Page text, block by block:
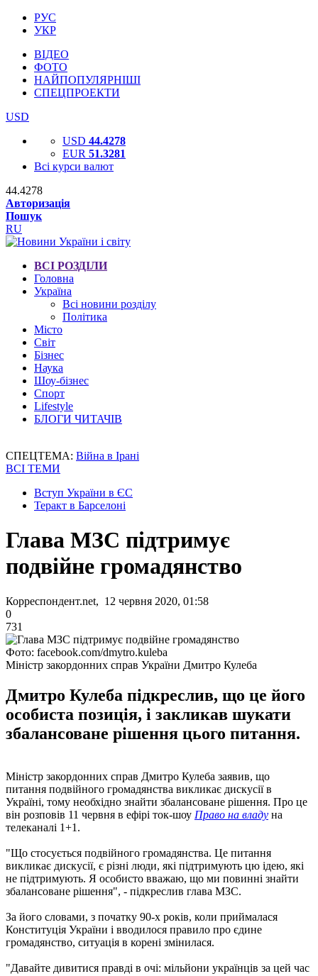
РУС
УКР
ВІДЕО
ФОТО
НАЙПОПУЛЯРНІШІ
СПЕЦПРОЕКТИ
USD
USD 44.4278
EUR 51.3281
Всі курси валют
44.4278
Авторизація
Пошук
RU
ВСІ РОЗДІЛИ
Головна
Україна
Всі новини розділу
Політика
Місто
Світ
Бізнес
Наука
Шоу-бізнес
Спорт
Lifestyle
БЛОГИ ЧИТАЧІВ
СПЕЦТЕМА: Війна в Ірані
ВСІ ТЕМИ
Вступ України в ЄС
Теракт в Барселоні
Глава МЗС підтримує
подвійне громадянство
Корреспондент.net, 12 червня 2020, 01:58
0
731
Фото: facebook.com/dmytro.kuleba
Міністр закордонних справ України Дмитро Кулеба
Дмитро Кулеба підкреслив, що це його
особиста позиція, і закликав шукати
збалансоване рішення цього питання.
Міністр закордонних справ Дмитро Кулеба заявив, що
питання подвійного громадянства викликає дискусії в
Україні, тому необхідно знайти збалансоване рішення. Про це
він розповів 11 червня в ефірі ток-шоу Право на владу на
телеканалі 1+1.
"Що стосується подвійного громадянства. Це питання
викликає дискусії, є різні люди, які підтримують цю ідею, які
не підтримують. Я особисто вважаю, що ми повинні знайти
збалансоване рішення", - підкреслив глава МЗС.
За його словами, з початку 90-х років, коли приймалася
Конституція України і вводилося правило про єдине
громадянство, ситуація в корені змінилася.
"Давайте дивитися правді в очі: мільйони українців за цей час